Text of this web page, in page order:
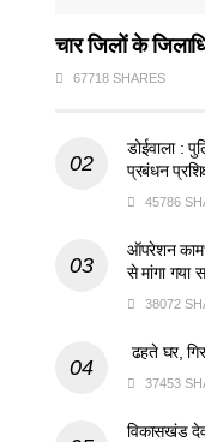
चार जिलों के
67718 SHARES
डोईवाला :
प्रबंधन
45786
ऑपरेशन
से मांगा गया
38072
ढहते घर,
37453
विकासखंड